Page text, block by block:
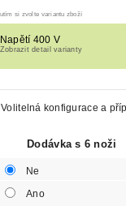
si zvolte variantu zboží
Napětí 400 V
Zobrazit detail varianty
Volitelná konfigurace a
Dodávka s 6 noži
Ne
Ano